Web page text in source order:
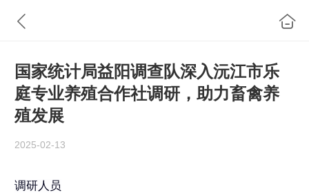
国家统计局益阳调查队深入沅江市乐
庭专业养殖合作社调研，助力畜禽养
殖发展
2025-02-13
调研人员